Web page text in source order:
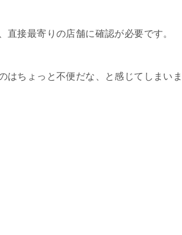
直接最寄りの店舗に確認が必要です。
ちょっと不便だな、と感じてしまいま